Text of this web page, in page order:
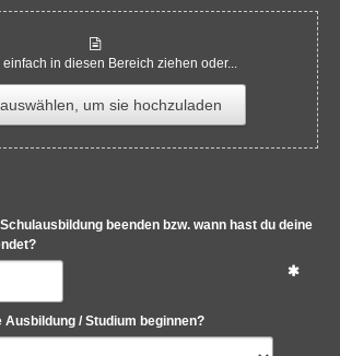
einfach in diesen Bereich ziehen oder...
um sie hochzuladen
beenden bzw. wann hast du deine
Ausbildung / Studium beginnen?